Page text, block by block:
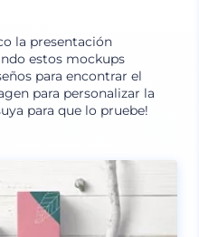
la presentación
estos mockups
para encontrar el
para personalizar la
para que lo pruebe!